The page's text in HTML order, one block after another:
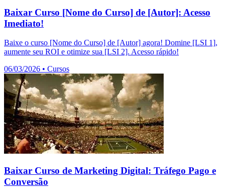
Baixar Curso [Nome do Curso] de [Autor]: Acesso
Imediato!
Baixe o curso [Nome do Curso] de [Autor] agora! Domine [LSI 1],
aumente seu ROI e otimize sua [LSI 2]. Acesso rápido!
06/03/2026 • Cursos
Baixar Curso de Marketing Digital: Tráfego Pago e
Conversão